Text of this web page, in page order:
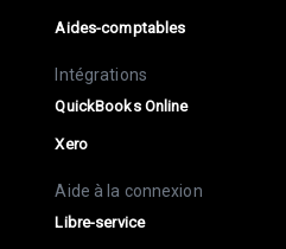
Aides-comptables
Intégrations
QuickBooks Online
Xero
Aide à la connexion
Libre-service